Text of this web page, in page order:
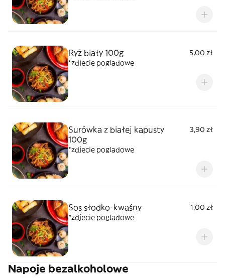
Ryż biały 100g
5,00 zł
*zdjecie pogladowe
Surówka z białej kapusty
100g
3,90 zł
*zdjecie pogladowe
Sos słodko-kwaśny
1,00 zł
*zdjecie pogladowe
Napoje bezalkoholowe